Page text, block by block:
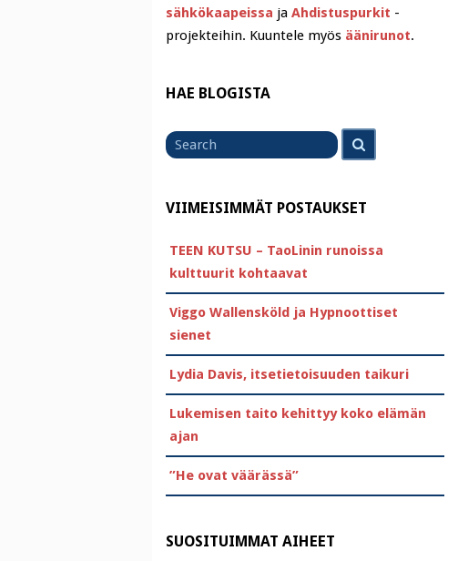
sähkökaapeissa ja Ahdistuspurkit -
projekteihin. Kuuntele myös äänirunot.
HAE BLOGISTA
for
VIIMEISIMMÄT POSTAUKSET
TEEN KUTSU – TaoLinin runoissa
kulttuurit kohtaavat
Viggo Wallensköld ja Hypnoottiset
sienet
Lydia Davis, itsetietoisuuden taikuri
Lukemisen taito kehittyy koko elämän
ajan
”He ovat väärässä”
SUOSITUIMMAT AIHEET